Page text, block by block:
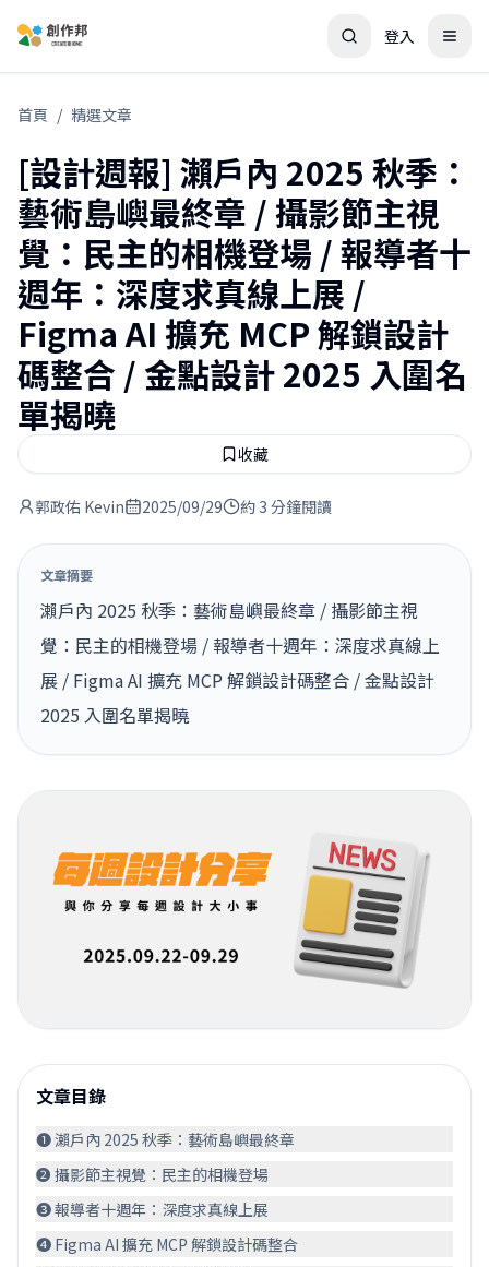
登入
首頁 / 精選文章
[設計週報] 瀨戶內 2025 秋季：
藝術島嶼最終章 / 攝影節主視
覺：民主的相機登場 / 報導者十
週年：深度求真線上展 /
Figma AI 擴充 MCP 解鎖設計
碼整合 / 金點設計 2025 入圍名
單揭曉
收藏
郭政佑 Kevin 2025/09/29 約 3 分鐘閱讀
文章摘要
瀨戶內 2025 秋季：藝術島嶼最終章 / 攝影節主視
覺：民主的相機登場 / 報導者十週年：深度求真線上
展 / Figma AI 擴充 MCP 解鎖設計碼整合 / 金點設計
2025 入圍名單揭曉
文章目錄
❶ 瀨戶內 2025 秋季：藝術島嶼最終章
❷ 攝影節主視覺：民主的相機登場
❸ 報導者十週年：深度求真線上展
❹ Figma AI 擴充 MCP 解鎖設計碼整合